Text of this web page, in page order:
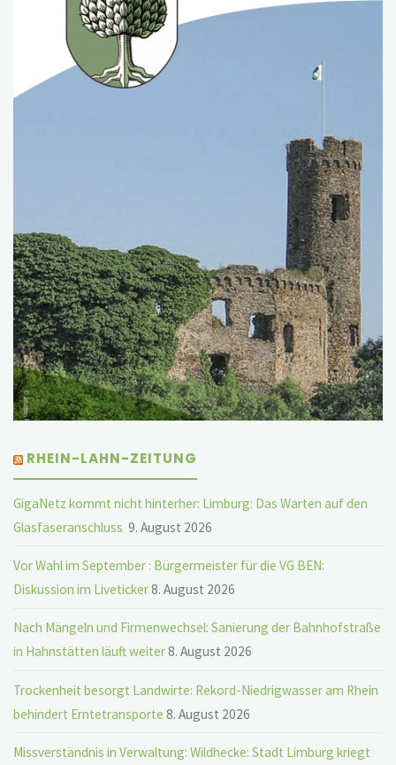
RHEIN-LAHN-ZEITUNG
GigaNetz kommt nicht hinterher: Limburg: Das Warten auf den
Glasfaseranschluss 9. August 2026
Vor Wahl im September : Bürgermeister für die VG BEN:
Diskussion im Liveticker8. August 2026
Nach Mängeln und Firmenwechsel: Sanierung der Bahnhofstraße
in Hahnstätten läuft weiter8. August 2026
Trockenheit besorgt Landwirte: Rekord-Niedrigwasser am Rhein
behindert Erntetransporte 8. August 2026
Missverständnis in Verwaltung: Wildhecke: Stadt Limburg kriegt